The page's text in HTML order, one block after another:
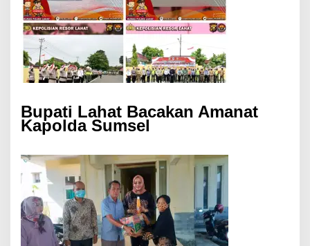
Bupati Lahat Bacakan Amanat
Kapolda Sumsel